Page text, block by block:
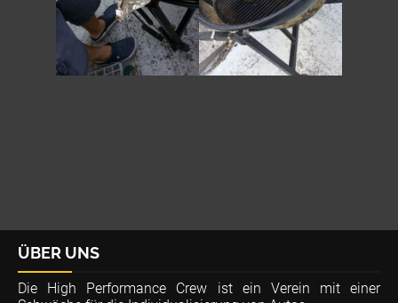
ÜBER UNS
Die High Performance Crew ist ein Verein mit einer